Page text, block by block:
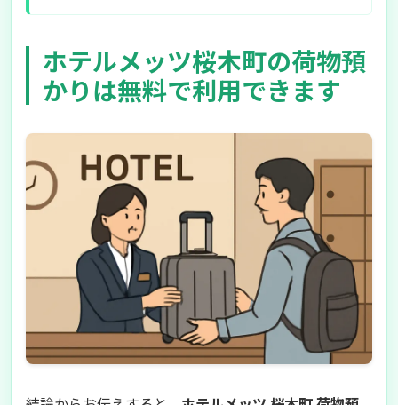
ホテルメッツ桜木町の荷物預
かりは無料で利用できます